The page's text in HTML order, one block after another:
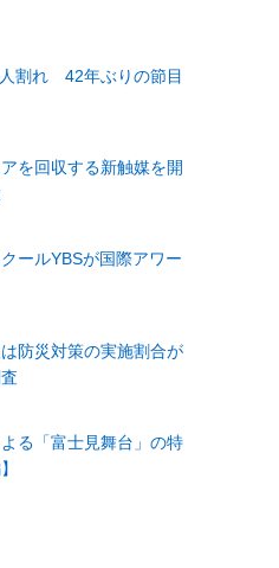
割れ 42年ぶりの節目
を回収する新触媒を開
ールYBSが国際アワー
防災対策の実施割合が
る「富士見舞台」の特